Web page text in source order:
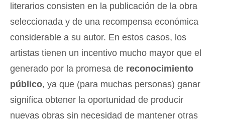
literarios consisten en la publicación de la obra
seleccionada y de una recompensa económica
considerable a su autor. En estos casos, los
artistas tienen un incentivo mucho mayor que el
generado por la promesa de reconocimiento
público, ya que (para muchas personas) ganar
significa obtener la oportunidad de producir
nuevas obras sin necesidad de mantener otras